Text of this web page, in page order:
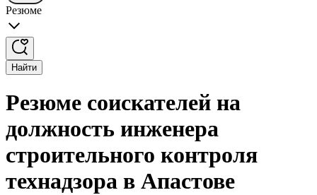
Резюме
Найти
Резюме соискателей на
должность инженера
строительного контроля
технадзора в Апастове